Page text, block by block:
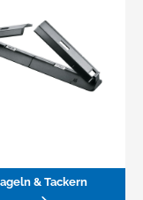
& Tackern